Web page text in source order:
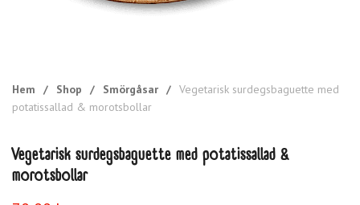
Hem / Shop / Smörgåsar / Vegetarisk surdegsbaguette med
potatissallad & morotsbollar
Vegetarisk surdegsbaguette med potatissallad &
morotsbollar